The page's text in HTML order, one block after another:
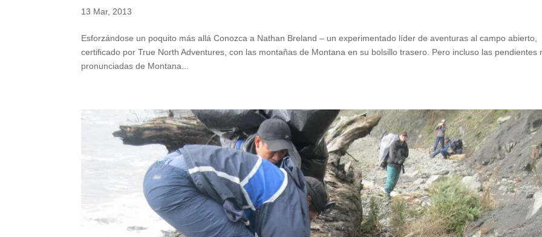
13 Mar, 2013
Esforzándose un poquito más allá Conozca a Nathan Breland – un experimentado líder de aventuras al campo abierto,
certificado por True North Adventures, con las montañas de Montana en su bolsillo trasero. Pero incluso las pendientes
pronunciadas de Montana...